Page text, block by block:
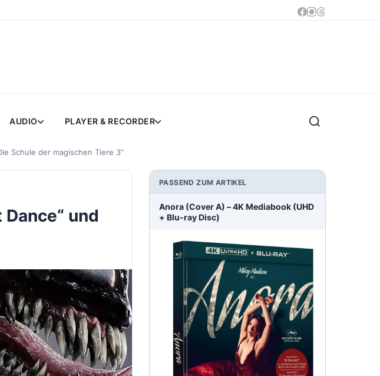
AUDIO PLAYER & RECORDER
Schule der magischen Tiere 3“
und
PASSEND ZUM ARTIKEL
Anora (Cover A) – 4K Mediabook (UHD
+ Blu-ray Disc)